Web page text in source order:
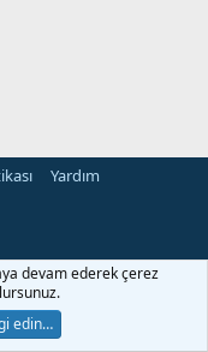
Yardım
devam ederek çerez
edin…